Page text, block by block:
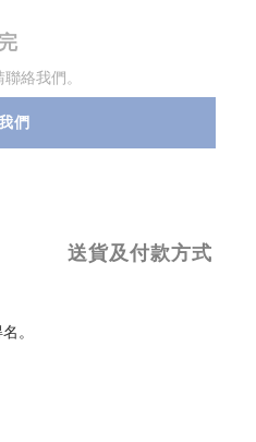
絡我們。
們
送貨及付款方式
。